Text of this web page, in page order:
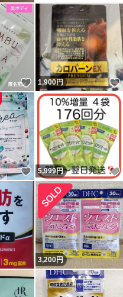
いいね！
1,900円
いいね！
5,999円
3,200円